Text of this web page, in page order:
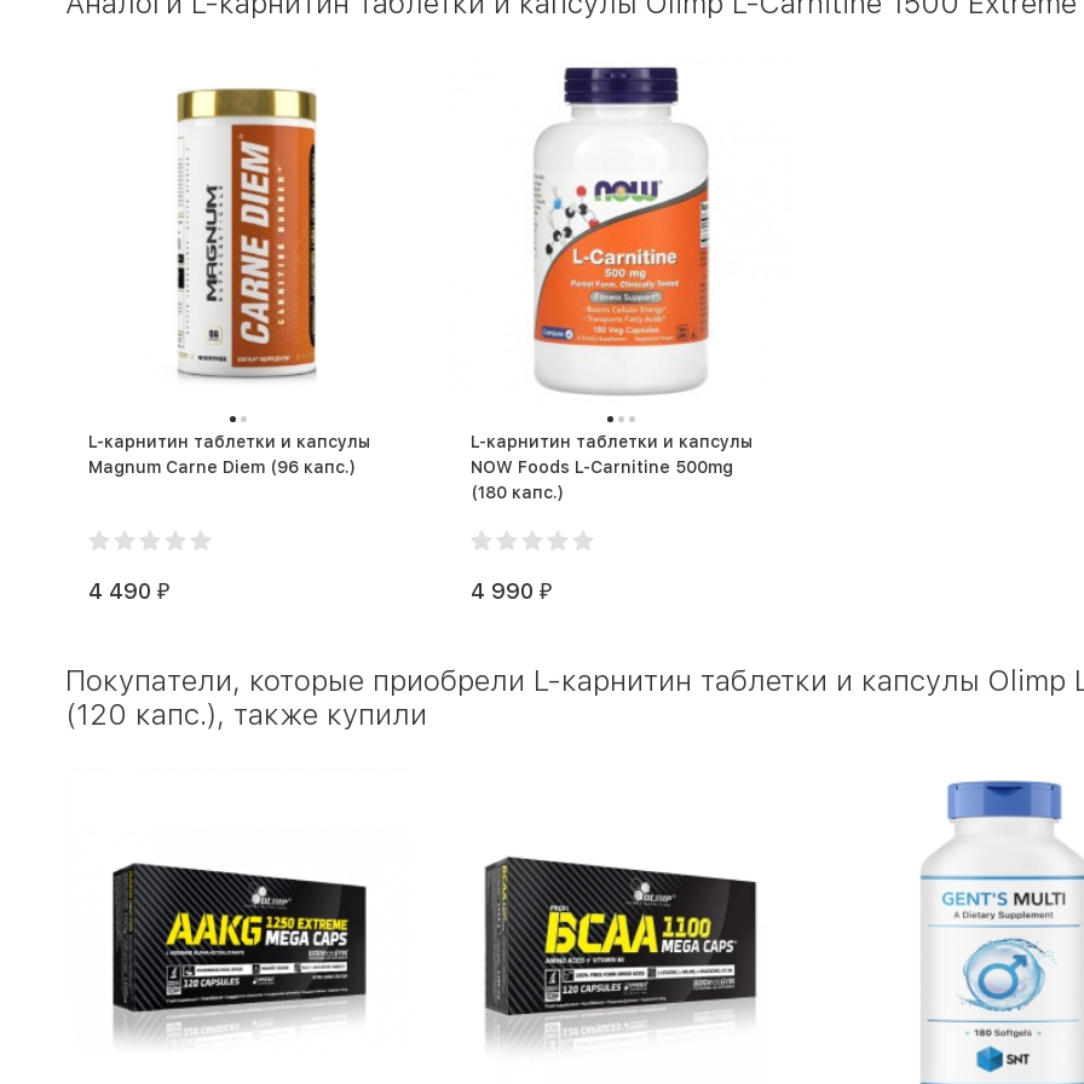
L-карнитин таблетки и капсулы
Magnum Carne Diem (96 капс.)
4 490 ₽
L-карнитин таблетки и капсулы
NOW Foods L-Carnitine 500mg
(180 капс.)
4 990 ₽
Покупатели, которые приобрели L-карнитин таблетки и капсулы Olimp
(120 капс.), также купили